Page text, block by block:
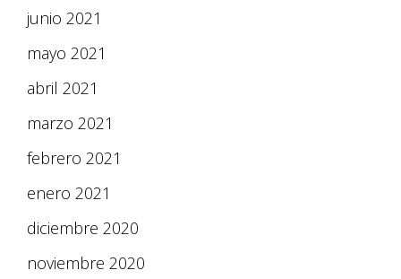
junio 2021
mayo 2021
abril 2021
marzo 2021
febrero 2021
enero 2021
diciembre 2020
noviembre 2020